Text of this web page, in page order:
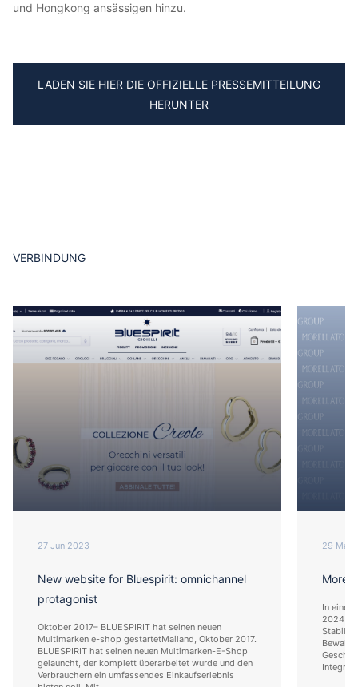
und Hongkong ansässigen hinzu.
LADEN SIE HIER DIE OFFIZIELLE PRESSEMITTEILUNG
HERUNTER
VERBINDUNG
27 Jun 2023
New website for Bluespirit: omnichannel
protagonist
Oktober 2017– BLUESPIRIT hat seinen neuen
Multimarken e-shop gestartetMailand, Oktober 2017.
BLUESPIRIT hat seinen neuen Multimarken-E-Shop
gelauncht, der komplett überarbeitet wurde und den
Verbrauchern ein umfassendes Einkaufserlebnis
29 May
In
2024